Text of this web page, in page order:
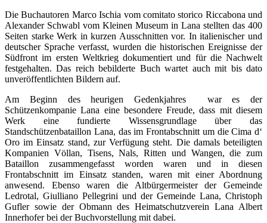
Die Buchautoren Marco Ischia vom comitato storico Riccabona und
Alexander Schwabl vom Kleinen Museum in Lana stellten das 400
Seiten starke Werk in kurzen Ausschnitten vor. In italienischer und
deutscher Sprache verfasst, wurden die historischen Ereignisse der
Südfront im ersten Weltkrieg dokumentiert und für die Nachwelt
festgehalten. Das reich bebilderte Buch wartet auch mit bis dato
unveröffentlichten Bildern auf.
Am Beginn des heurigen Gedenkjahres war es der
Schützenkompanie Lana eine besondere Freude, dass mit diesem
Werk eine fundierte Wissensgrundlage über das
Standschützenbataillon Lana, das im Frontabschnitt um die Cima d‘
Oro im Einsatz stand, zur Verfügung steht. Die damals beteiligten
Kompanien Völlan, Tisens, Nals, Ritten und Wangen, die zum
Bataillon zusammengefasst worden waren und in diesen
Frontabschnitt im Einsatz standen, waren mit einer Abordnung
anwesend. Ebenso waren die Altbürgermeister der Gemeinde
Ledrotal, Giulliano Pellegrini und der Gemeinde Lana, Christoph
Gufler sowie der Obmann des Heimatschutzverein Lana Albert
Innerhofer bei der Buchvorstellung mit dabei.